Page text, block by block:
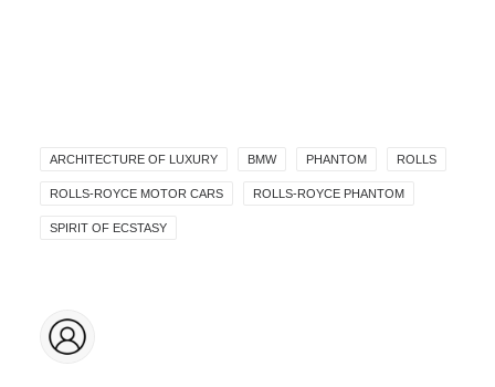
ARCHITECTURE OF LUXURY BMW PHANTOM ROLLS
ROLLS-ROYCE MOTOR CARS ROLLS-ROYCE PHANTOM
SPIRIT OF ECSTASY